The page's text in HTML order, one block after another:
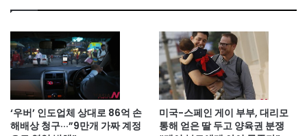
‘우버’ 인도업체 상대로 86억 손
해배상 청구···”9만개 가짜 계정
미국-스페인 게이 부부, 대리모
통해 얻은 딸 두고 양육권 분쟁